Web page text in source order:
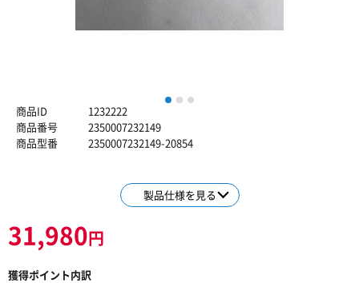
1 2
商品ID
1232222
商品番号
2350007232149
商品型番
2350007232149-20854
製品仕様を見る
31,980円
獲得ポイント内訳